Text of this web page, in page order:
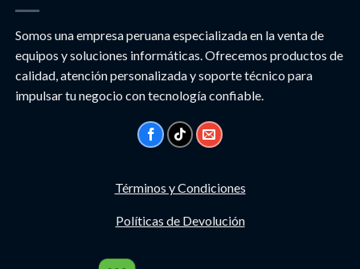
Somos una empresa peruana especializada en la venta de
equipos y soluciones informáticas. Ofrecemos productos de
calidad, atención personalizada y soporte técnico para
impulsar tu negocio con tecnología confiable.
Términos y Condiciones
Políticas de Devolución